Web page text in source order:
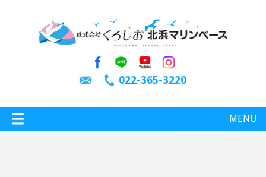
022-365-3220
MENU